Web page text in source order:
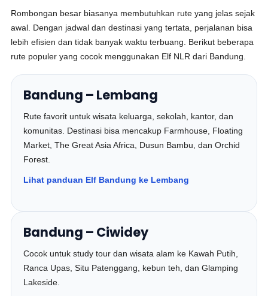
Rombongan besar biasanya membutuhkan rute yang jelas sejak
awal. Dengan jadwal dan destinasi yang tertata, perjalanan bisa
lebih efisien dan tidak banyak waktu terbuang. Berikut beberapa
rute populer yang cocok menggunakan Elf NLR dari Bandung.
Bandung – Lembang
Rute favorit untuk wisata keluarga, sekolah, kantor, dan
komunitas. Destinasi bisa mencakup Farmhouse, Floating
Market, The Great Asia Africa, Dusun Bambu, dan Orchid
Forest.
Lihat panduan Elf Bandung ke Lembang
Bandung – Ciwidey
Cocok untuk study tour dan wisata alam ke Kawah Putih,
Ranca Upas, Situ Patenggang, kebun teh, dan Glamping
Lakeside.